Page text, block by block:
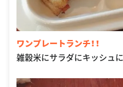
ワンプレートランチ！！
雑穀米にサラダにキッシュに